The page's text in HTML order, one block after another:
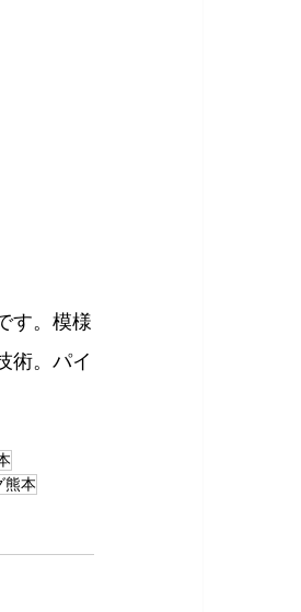
す。模様
術。パイ
熊本